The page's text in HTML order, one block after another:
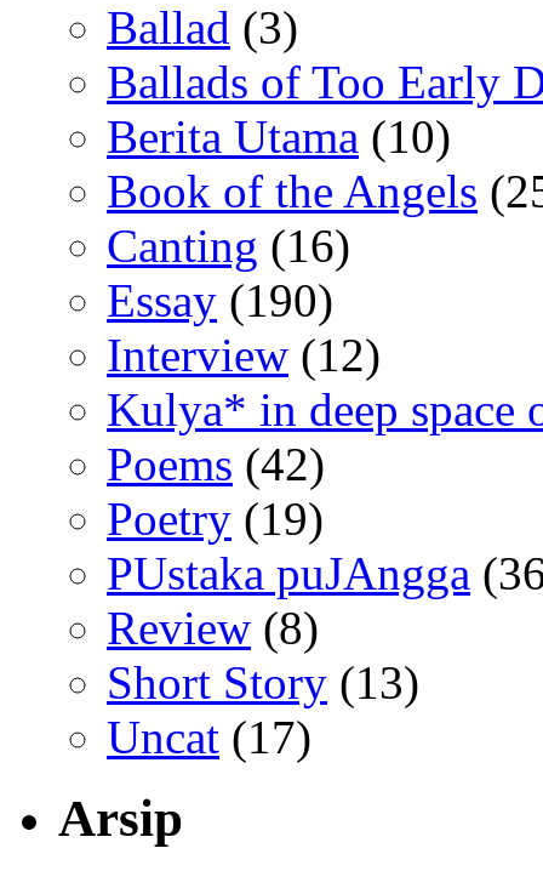
Ballad (3)
Ballads of Too Early
Berita Utama (10)
Book of the Angels
Canting (16)
Essay (190)
Interview (12)
Kulya* in deep space
Poems (42)
Poetry (19)
PUstaka puJAngga
Review (8)
Short Story (13)
Uncat (17)
Arsip